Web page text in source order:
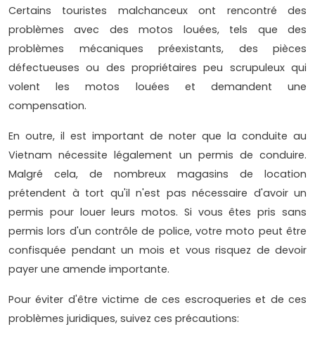
Certains touristes malchanceux ont rencontré des
problèmes avec des motos louées, tels que des
problèmes mécaniques préexistants, des pièces
défectueuses ou des propriétaires peu scrupuleux qui
volent les motos louées et demandent une
compensation.
En outre, il est important de noter que la conduite au
Vietnam nécessite légalement un permis de conduire.
Malgré cela, de nombreux magasins de location
prétendent à tort qu'il n'est pas nécessaire d'avoir un
permis pour louer leurs motos. Si vous êtes pris sans
permis lors d'un contrôle de police, votre moto peut être
confisquée pendant un mois et vous risquez de devoir
payer une amende importante.
Pour éviter d'être victime de ces escroqueries et de ces
problèmes juridiques, suivez ces précautions: